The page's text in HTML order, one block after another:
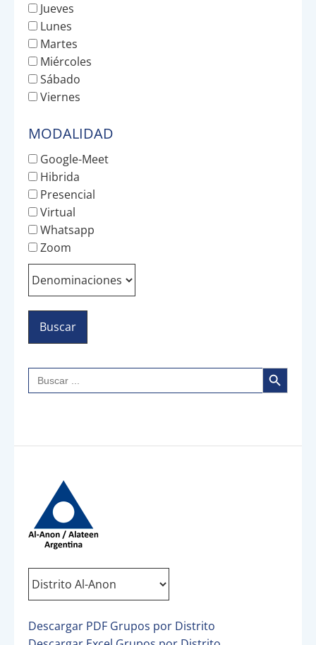
Jueves
Lunes
Martes
Miércoles
Sábado
Viernes
MODALIDAD
Google-Meet
Hibrida
Presencial
Virtual
Whatsapp
Zoom
Buscar: Botón de búsqueda
Descargar PDF Grupos por Distrito